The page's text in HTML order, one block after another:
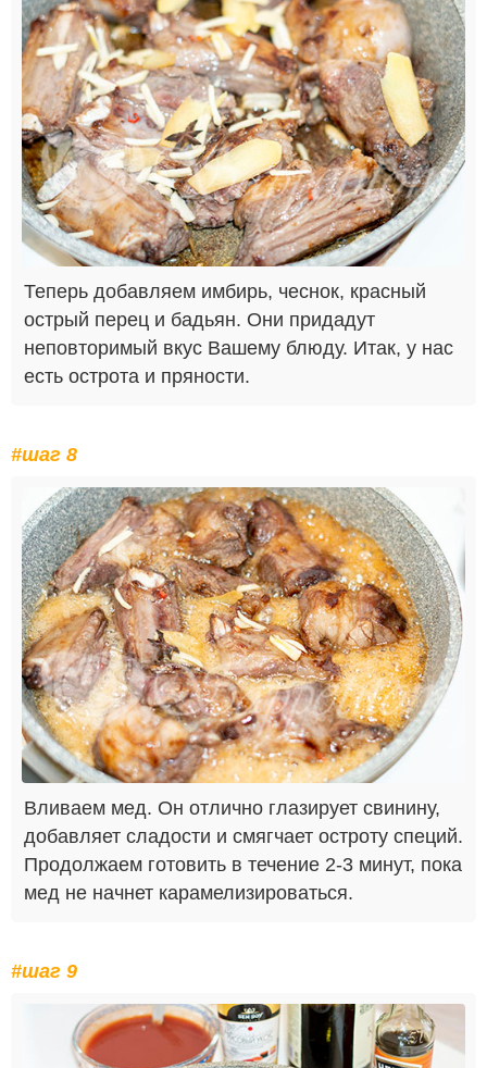
Теперь добавляем имбирь, чеснок, красный
острый перец и бадьян. Они придадут
неповторимый вкус Вашему блюду. Итак, у нас
есть острота и пряности.
#шаг 8
Вливаем мед. Он отлично глазирует свинину,
добавляет сладости и смягчает остроту специй.
Продолжаем готовить в течение 2-3 минут, пока
мед не начнет карамелизироваться.
#шаг 9